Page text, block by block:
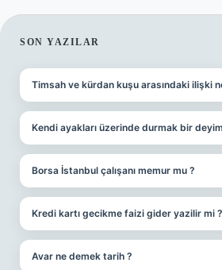
SIDEBAR
SON YAZILAR
Timsah ve kürdan kuşu arasındaki ilişki
Kendi ayakları üzerinde durmak bir
Borsa İstanbul çalışanı memur mu ?
Kredi kartı gecikme faizi gider yazilir mi ?
Avar ne demek tarih ?